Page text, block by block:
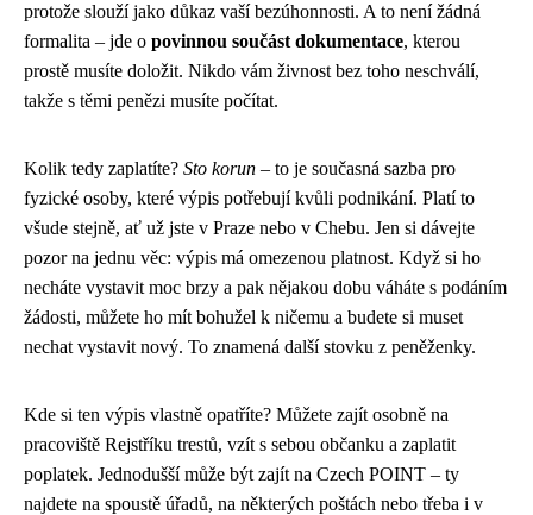
protože slouží jako důkaz vaší bezúhonnosti. A to není žádná
formalita – jde o povinnou součást dokumentace, kterou
prostě musíte doložit. Nikdo vám živnost bez toho neschválí,
takže s těmi penězi musíte počítat.
Kolik tedy zaplatíte? Sto korun – to je současná sazba pro
fyzické osoby, které výpis potřebují kvůli podnikání. Platí to
všude stejně, ať už jste v Praze nebo v Chebu. Jen si dávejte
pozor na jednu věc: výpis má omezenou platnost. Když si ho
necháte vystavit moc brzy a pak nějakou dobu váháte s podáním
žádosti, můžete ho mít bohužel k ničemu a budete si muset
nechat vystavit nový. To znamená další stovku z peněženky.
Kde si ten výpis vlastně opatříte? Můžete zajít osobně na
pracoviště Rejstříku trestů, vzít s sebou občanku a zaplatit
poplatek. Jednodušší může být zajít na Czech POINT – ty
najdete na spoustě úřadů, na některých poštách nebo třeba i v